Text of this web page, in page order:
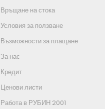
Връщане на стока
Условия за ползване
Възможности за плащане
За нас
Кредит
Ценови листи
Работа в РУБИН 2001